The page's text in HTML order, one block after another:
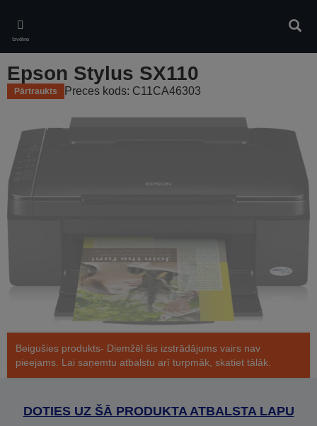
main
content
Izvēlne
Epson Stylus SX110
Pārtraukts Preces kods: C11CA46303
Beigušies produkts- Diemžēl šis izstrādājums vairs nav
pieejams. Lai saņemtu atbalstu arī turpmāk, skatiet tālāk.
DOTIES UZ ŠĀ PRODUKTA ATBALSTA LAPU